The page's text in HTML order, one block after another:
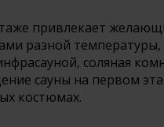
привлекает
разной температуры,
соляная
сауны на первом
костюмах.